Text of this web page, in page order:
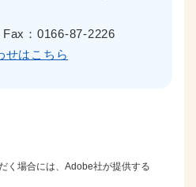
Fax：0166-87-2226
せはこちら
く場合には、Adobe社が提供する